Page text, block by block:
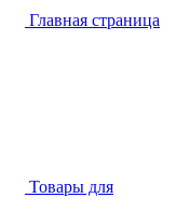
Главная страница
Товары для